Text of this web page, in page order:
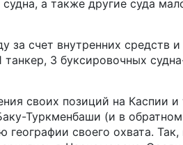
а также другие суда
за счет внутренних средств
танкер, 3 буксировочных
своих позиций на Каспии
Туркменбаши (и в
географии своего охвата.